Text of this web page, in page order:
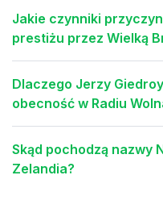
Jakie czynniki
prestiżu przez Wielką
Dlaczego Jerzy
obecność w Radiu
Skąd pochodzą nazwy
Zelandia?